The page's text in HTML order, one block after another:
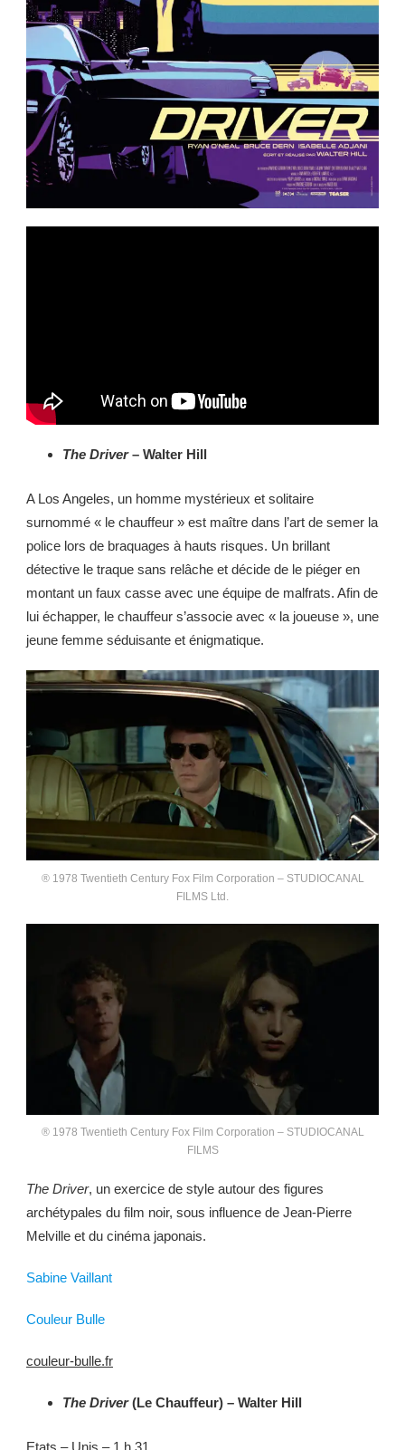
The Driver– Walter Hill
A Los Angeles, un homme mystérieux et solitaire
surnommé « le chauffeur » est maître dans l’art de semer la
police lors de braquages à hauts risques. Un brillant
détective le traque sans relâche et décide de le piéger en
montant un faux casse avec une équipe de malfrats. Afin de
lui échapper, le chauffeur s’associe avec « la joueuse », une
jeune femme séduisante et énigmatique.
® 1978 Twentieth Century Fox Film Corporation – STUDIOCANAL
FILMS Ltd.
® 1978 Twentieth Century Fox Film Corporation – STUDIOCANAL
FILMS
The Driver, un exercice de style autour des figures
archétypales du film noir, sous influence de Jean-Pierre
Melville et du cinéma japonais.
Sabine Vaillant
Couleur Bulle
couleur-bulle.fr
The Driver(Le Chauffeur) – Walter Hill
Etats – Unis – 1 h 31